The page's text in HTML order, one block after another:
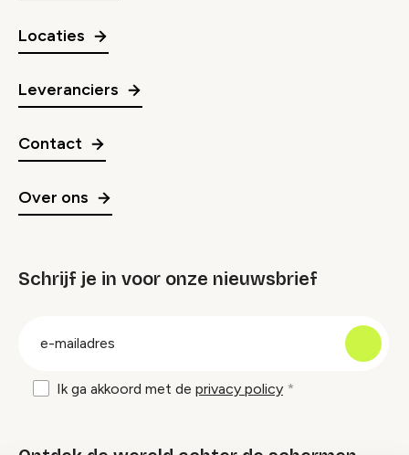
Locaties
Leveranciers
Contact
Over ons
Schrijf je in voor onze nieuwsbrief
Ik ga akkoord met de privacy policy